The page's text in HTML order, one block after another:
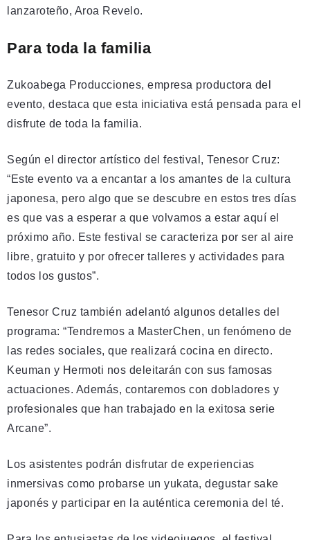
lanzaroteño, Aroa Revelo.
Para toda la familia
Zukoabega Producciones, empresa productora del
evento, destaca que esta iniciativa está pensada para el
disfrute de toda la familia.
Según el director artístico del festival, Tenesor Cruz:
“Este evento va a encantar a los amantes de la cultura
japonesa, pero algo que se descubre en estos tres días
es que vas a esperar a que volvamos a estar aquí el
próximo año. Este festival se caracteriza por ser al aire
libre, gratuito y por ofrecer talleres y actividades para
todos los gustos”.
Tenesor Cruz también adelantó algunos detalles del
programa: “Tendremos a MasterChen, un fenómeno de
las redes sociales, que realizará cocina en directo.
Keuman y Hermoti nos deleitarán con sus famosas
actuaciones. Además, contaremos con dobladores y
profesionales que han trabajado en la exitosa serie
Arcane”.
Los asistentes podrán disfrutar de experiencias
inmersivas como probarse un yukata, degustar sake
japonés y participar en la auténtica ceremonia del té.